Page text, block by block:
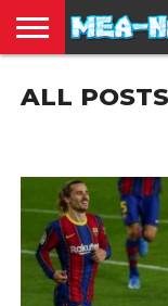
TERBARU
EDUKASI
HIBURAN
INSPIRASI
KESEHATAN
KULINER
OLAH
RAGA
OTOMOTIF
TRAVEL
JUAL
BELI
ALL